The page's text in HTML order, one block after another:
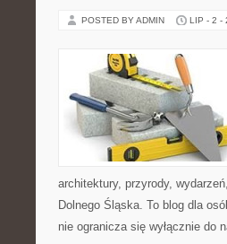
POSTED BY ADMIN LIP - 2 -
architektury, przyrody,
Dolnego Śląska. To blog dla
nie ogranicza się wyłącznie do